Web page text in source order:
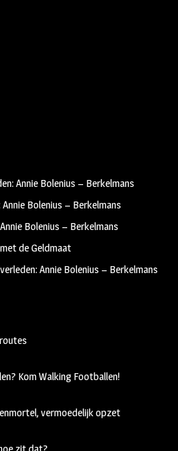
Annie Bolenius – Berkelmans
Annie Bolenius – Berkelmans
Bolenius – Berkelmans
de Geldmaat
Annie Bolenius – Berkelmans
Kom Walking Footballen!
vermoedelijk opzet
zit dat?